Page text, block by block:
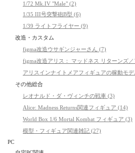
1/72 Mk.IV "Male" (2)
1/35 III号突撃砲B型 (6)
1/39 ライトフライヤー (9)
改造・カスタム
figma改造ウサギンジャーさん (7)
figma改造アリス： マッドネス リターンズ
アリスインナイトメアフィギュアの稼動モ
その他総合
レオナルド・ダ・ヴィンチの戦車 (3)
Alice: Madness Returns関連フィギュア (14)
World Box 1/6 Mortal Kombat フィギュア (3)
模型・フィギュア関連雑記 (27)
PC